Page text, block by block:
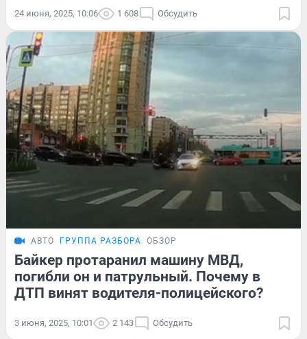
24 июня, 2025, 10:06 1 608 Обсудить
АВТО ГРУППА РАЗБОРА ОБЗОР
Байкер протаранил машину МВД,
погибли он и патрульный. Почему в
ДТП винят водителя-полицейского?
3 июня, 2025, 10:01 2 143 Обсудить